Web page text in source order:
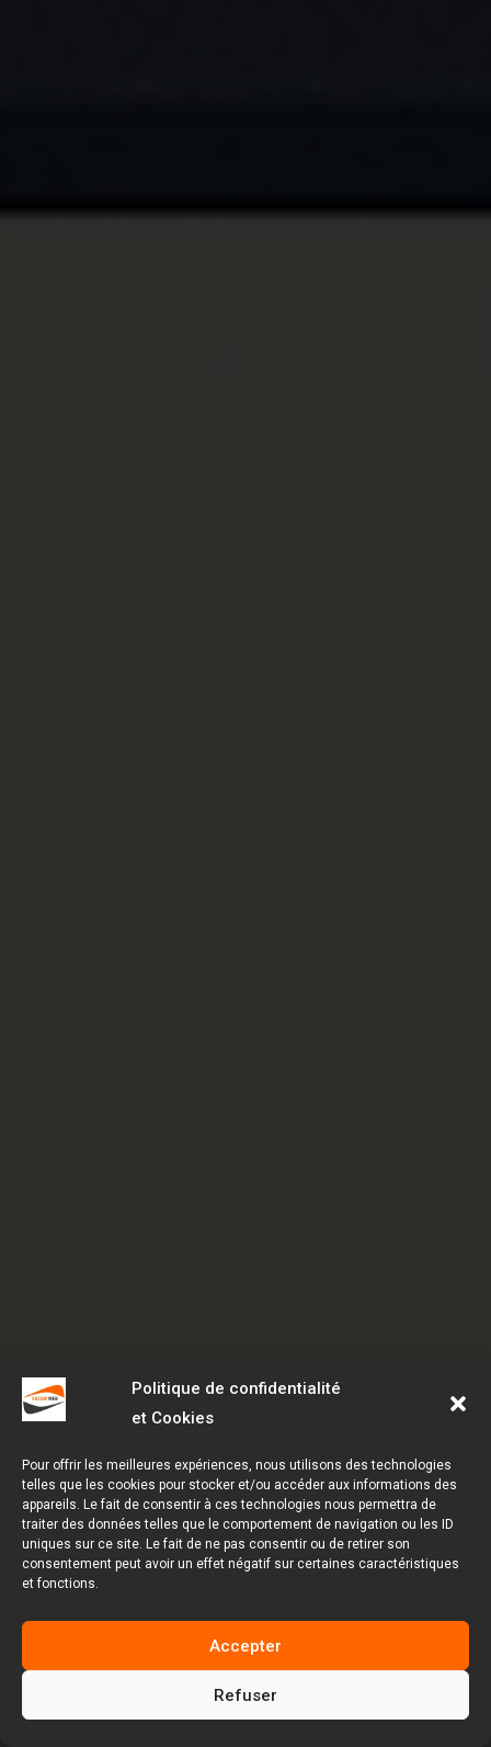
Politique de confidentialité
et Cookies
Pour offrir les meilleures expériences, nous utilisons des technologies
telles que les cookies pour stocker et/ou accéder aux informations des
appareils. Le fait de consentir à ces technologies nous permettra de
traiter des données telles que le comportement de navigation ou les ID
uniques sur ce site. Le fait de ne pas consentir ou de retirer son
consentement peut avoir un effet négatif sur certaines caractéristiques
et fonctions.
Accepter
Refuser